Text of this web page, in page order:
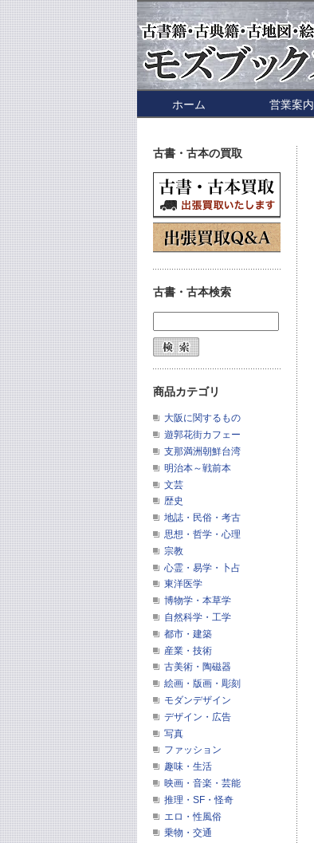
ホーム 営業案内
古書・古本の買取
古書・古本検索
商品カテゴリ
大阪に関するもの
遊郭花街カフェー
支那満洲朝鮮台湾
明治本～戦前本
文芸
歴史
地誌・民俗・考古
思想・哲学・心理
宗教
心霊・易学・卜占
東洋医学
博物学・本草学
自然科学・工学
都市・建築
産業・技術
古美術・陶磁器
絵画・版画・彫刻
モダンデザイン
デザイン・広告
写真
ファッション
趣味・生活
映画・音楽・芸能
推理・SF・怪奇
エロ・性風俗
乗物・交通